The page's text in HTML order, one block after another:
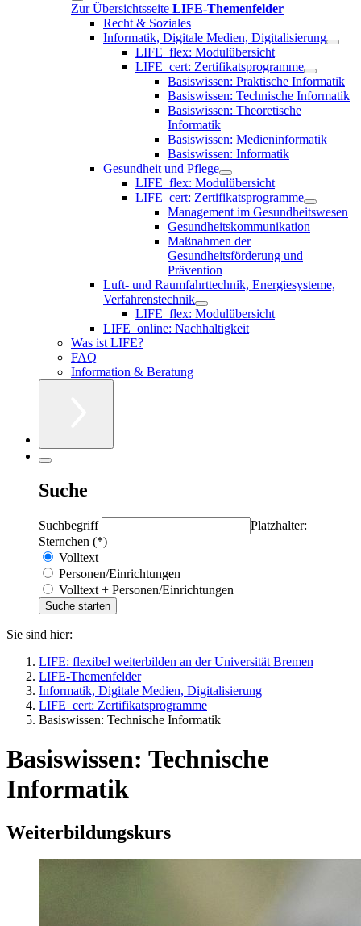
Zur Übersichtsseite LIFE-Themenfelder
Recht & Soziales
Informatik, Digitale Medien, Digitalisierung
LIFE_flex: Modulübersicht
LIFE_cert: Zertifikatsprogramme
Basiswissen: Praktische Informatik
Basiswissen: Technische Informatik
Basiswissen: Theoretische
Informatik
Basiswissen: Medieninformatik
Basiswissen: Informatik
Gesundheit und Pflege
LIFE_flex: Modulübersicht
LIFE_cert: Zertifikatsprogramme
Management im Gesundheitswesen
Gesundheitskommunikation
Maßnahmen der
Gesundheitsförderung und
Prävention
Luft- und Raumfahrttechnik, Energiesysteme,
Verfahrenstechnik
LIFE_flex: Modulübersicht
LIFE_online: Nachhaltigkeit
Was ist LIFE?
FAQ
Information & Beratung
Suche
Suchbegriff
Platzhalter:
Sternchen (*)
Volltext
Personen/Einrichtungen
Volltext + Personen/Einrichtungen
Sie sind hier:
LIFE: flexibel weiterbilden an der Universität Bremen
LIFE-Themenfelder
Informatik, Digitale Medien, Digitalisierung
LIFE_cert: Zertifikatsprogramme
Basiswissen: Technische Informatik
Basiswissen: Technische
Informatik
Weiterbildungskurs